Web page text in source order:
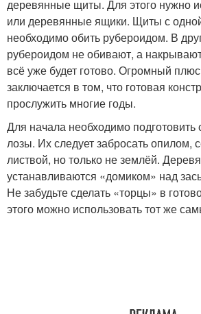
деревянные щиты. Для этого нужно
или деревянные ящики. Щиты с
необходимо обить рубероидом. В
рубероидом не обивают, а
всё уже будет готово. Огромный
заключается в том, что готовая
прослужить многие годы.
Для начала необходимо подготовить
лозы. Их следует забросать опилом,
листвой, но только не землёй.
устанавливаются «домиком» над
Не забудьте сделать «торцы» в
этого можно использовать тот же